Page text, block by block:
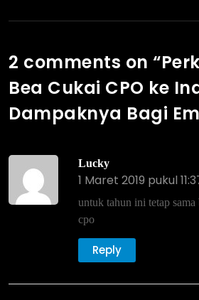
2 comments on “
Bea Cukai CPO ke
Dampaknya Bagi
Lucky
1 Maret 2019 pukul
untuk tahun ini tetap
cpo
Reply